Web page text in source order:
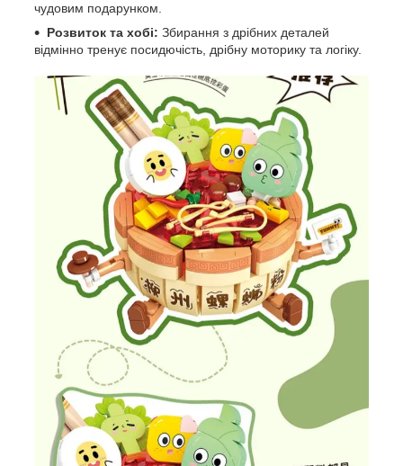
чудовим подарунком.
Розвиток та хобі: Збирання з дрібних деталей
відмінно тренує посидючість, дрібну моторику та логіку.